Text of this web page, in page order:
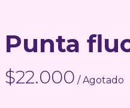
Punta
$22.000 / Agotado